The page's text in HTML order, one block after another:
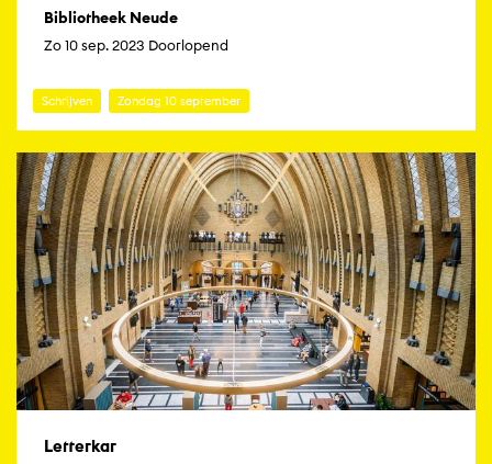
Bibliotheek Neude
Zo 10 sep. 2023 Doorlopend
Schrijven Zondag 10 september
Letterkar